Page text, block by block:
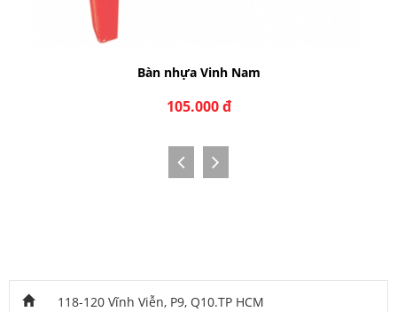
Bàn nhựa Vinh Nam
105.000 đ
118-120 Vĩnh Viễn, P9, Q10.TP HCM